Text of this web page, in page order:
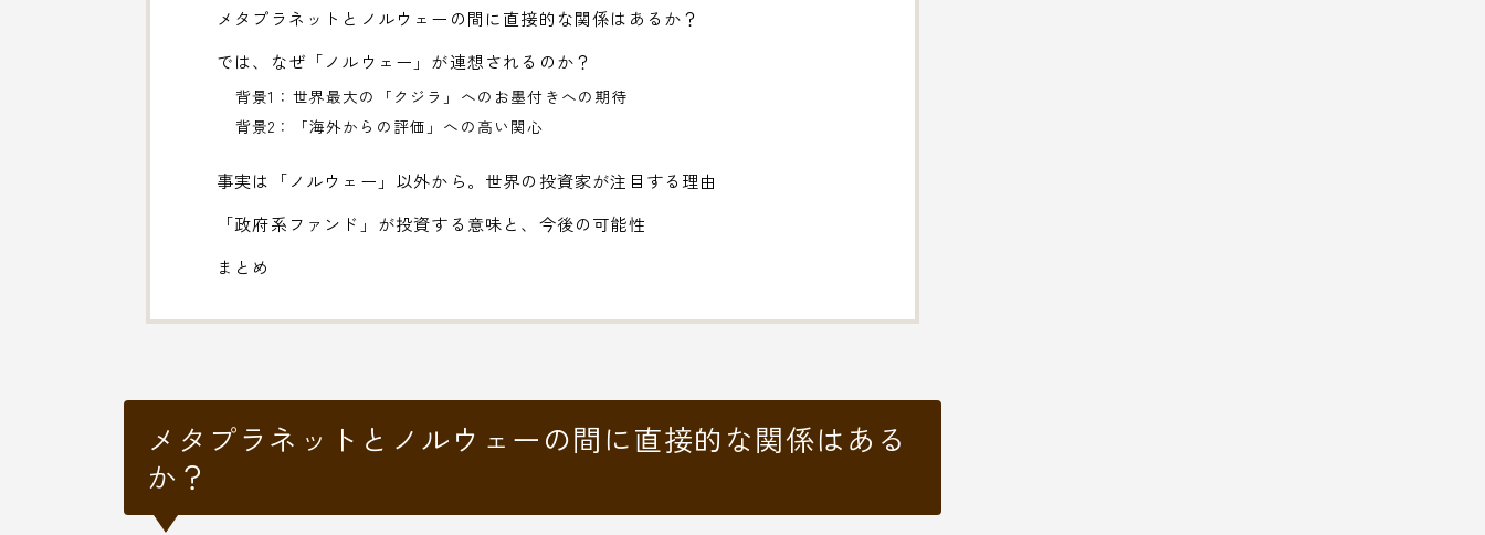
メタプラネットとノルウェーの間に直接的な関係はあるか？
では、なぜ「ノルウェー」が連想されるのか？
背景1：世界最大の「クジラ」へのお墨付きへの期待
背景2：「海外からの評価」への高い関心
事実は「ノルウェー」以外から。世界の投資家が注目する理由
「政府系ファンド」が投資する意味と、今後の可能性
まとめ
メタプラネットとノルウェーの間に直接的な関係はある
か？